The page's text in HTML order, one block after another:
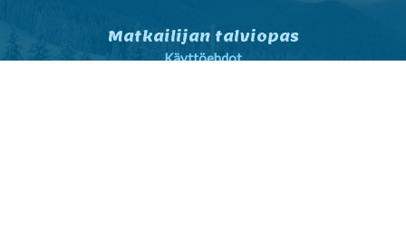
Matkailijan talviopas
Käyttöehdot